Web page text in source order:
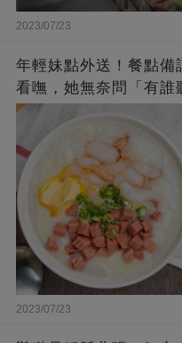
2023/07/23
年輕妹點外送！餐點備
看嘸，她無奈問「有誰
2023/07/23